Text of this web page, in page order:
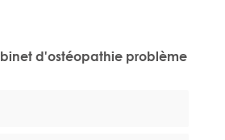
d'ostéopathie problème